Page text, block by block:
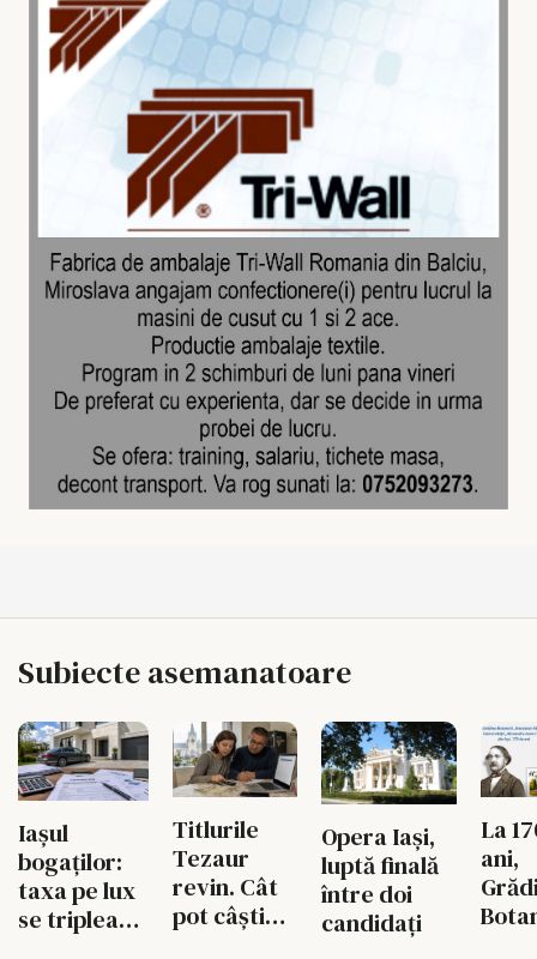
Subiecte asemanatoare
Iașul
bogaților:
taxa pe lux
se triplează
Titlurile
Tezaur
revin. Cât
pot câștiga
Opera Iași,
luptă finală
între doi
candidați
La
ani,